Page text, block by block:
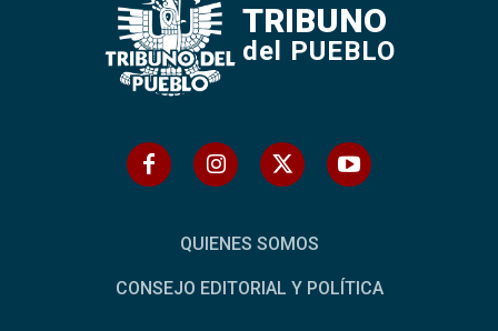
TRIBUNO
del PUEBLO
QUIENES SOMOS
CONSEJO EDITORIAL Y POLÍTICA